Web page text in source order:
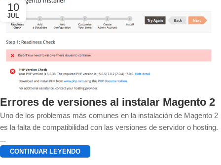
10
JUL
Errores de versiones al instalar Magento 2
Uno de los problemas más comunes en la instalación de Magento 2
es la falta de compatibilidad con las versiones de servidor o hosting.
...
CONTINUAR LEYENDO